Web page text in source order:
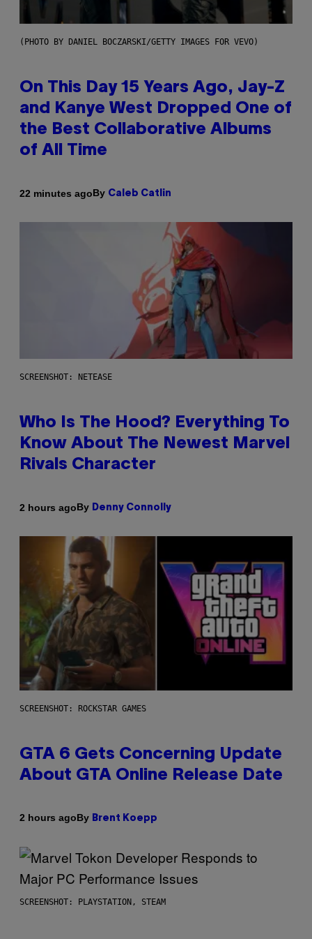
(PHOTO BY DANIEL BOCZARSKI/GETTY IMAGES FOR VEVO)
On This Day 15 Years Ago, Jay-Z
and Kanye West Dropped One of
the Best Collaborative Albums
of All Time
22 minutes agoBy Caleb Catlin
SCREENSHOT: NETEASE
Who Is The Hood? Everything To
Know About The Newest Marvel
Rivals Character
2 hours agoBy Denny Connolly
SCREENSHOT: ROCKSTAR GAMES
GTA 6 Gets Concerning Update
About GTA Online Release Date
2 hours agoBy Brent Koepp
SCREENSHOT: PLAYSTATION, STEAM